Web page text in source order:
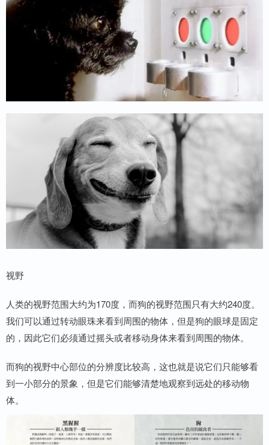
视野
人类的视野范围大约为170度，而狗的视野范围只有大约240度。
我们可以通过转动眼珠来看到周围的物体，但是狗的眼球是固定
的，因此它们必须通过摇头或者移动身体来看到周围的物体。
而狗的视野中心部位的分辨度比较高，这也就是说它们只能够看
到一小部分的景象，但是它们能够清楚地观察到远处的移动物
体。